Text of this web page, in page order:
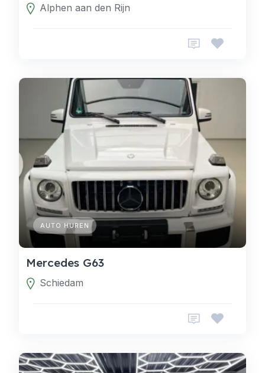
Alphen aan den Rijn
AUTO HUREN
Mercedes G63
Schiedam